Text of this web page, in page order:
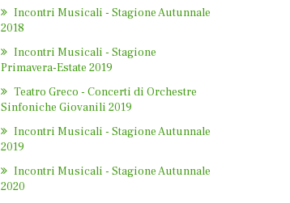
Incontri Musicali - Stagione Autunnale
2018
Incontri Musicali - Stagione
Primavera-Estate 2019
Teatro Greco - Concerti di Orchestre
Sinfoniche Giovanili 2019
Incontri Musicali - Stagione Autunnale
2019
Incontri Musicali - Stagione Autunnale
2020